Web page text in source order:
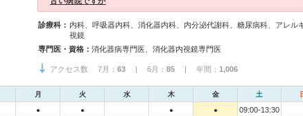
診療科： 内科、呼吸器内科、消化器内科、内分泌代謝科、糖尿病科、アレル
視鏡
専門医・資格： 消化器病専門医、消化器内視鏡専門医
アクセス数 7月： 63 | 6月： 85 | 年間： 1,006
月 火 水 木 金 土
● ● ● ●
09:00-13:30